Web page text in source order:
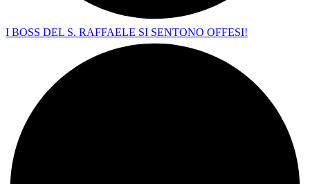
I BOSS DEL S. RAFFAELE SI SENTONO OFFESI!